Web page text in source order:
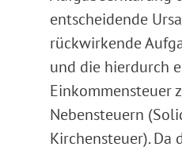
entscheidende
rückwirkende
und die hierdurch
Einkommensteuer
Nebensteuern
Kirchensteuer). Da